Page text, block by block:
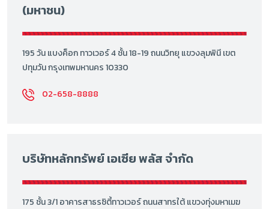
(มหาชน)
195 วัน แบงค็อก ทาวเวอร์ 4 ชั้น 18-19 ถนนวิทยุ แขวงลุมพินี เขต
ปทุมวัน กรุงเทพมหานคร 10330
02-658-8888
บริษัทหลักทรัพย์ เอเซีย พลัส จำกัด
175 ชั้น 3/1 อาคารสาธรซิตี้ทาวเวอร์ ถนนสาทรใต้ แขวงทุ่งมหาเมฆ